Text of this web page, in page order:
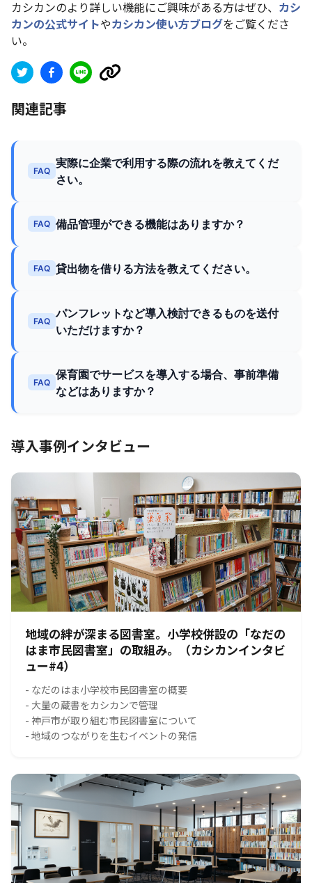
カシカンのより詳しい機能にご興味がある方はぜひ、 カシ
カンの公式サイトやカシカン使い方ブログをご覧くださ
い。
関連記事
FAQ
実際に企業で利用する際の流れを教えてくだ
さい。
FAQ 備品管理ができる機能はありますか？
FAQ 貸出物を借りる方法を教えてください。
FAQ
パンフレットなど導入検討できるものを送付
いただけますか？
FAQ
保育園でサービスを導入する場合、事前準備
などはありますか？
導入事例インタビュー
地域の絆が深まる図書室。小学校併設の「なだの
はま市民図書室」の取組み。（カシカンインタビ
ュー#4）
- なだのはま小学校市民図書室の概要
- 大量の蔵書をカシカンで管理
- 神戸市が取り組む市民図書室について
- 地域のつながりを生むイベントの発信